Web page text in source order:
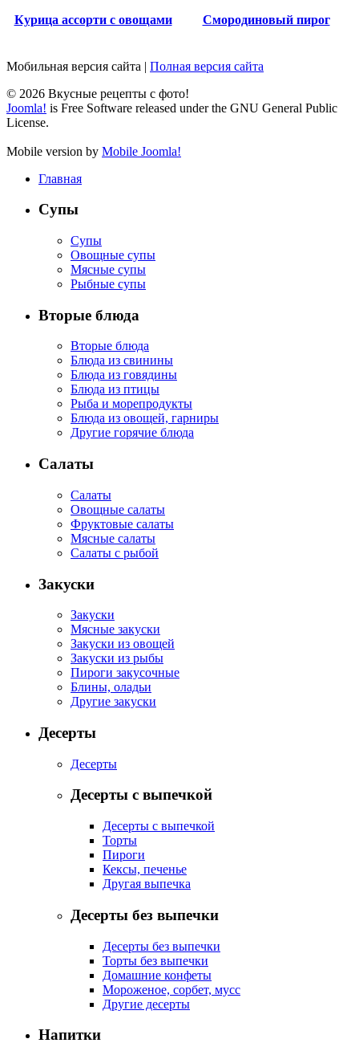
Курица ассорти с овощами Смородиновый пирог
Мобильная версия сайта | Полная версия сайта
© 2026 Вкусные рецепты с фото!
Joomla! is Free Software released under the GNU General Public
License.
Mobile version by Mobile Joomla!
Главная
Супы
Супы
Овощные супы
Мясные супы
Рыбные супы
Вторые блюда
Вторые блюда
Блюда из свинины
Блюда из говядины
Блюда из птицы
Рыба и морепродукты
Блюда из овощей, гарниры
Другие горячие блюда
Салаты
Салаты
Овощные салаты
Фруктовые салаты
Мясные салаты
Салаты с рыбой
Закуски
Закуски
Мясные закуски
Закуски из овощей
Закуски из рыбы
Пироги закусочные
Блины, оладьи
Другие закуски
Десерты
Десерты
Десерты с выпечкой
Десерты с выпечкой
Торты
Пироги
Кексы, печенье
Другая выпечка
Десерты без выпечки
Десерты без выпечки
Торты без выпечки
Домашние конфеты
Мороженое, сорбет, мусс
Другие десерты
Напитки